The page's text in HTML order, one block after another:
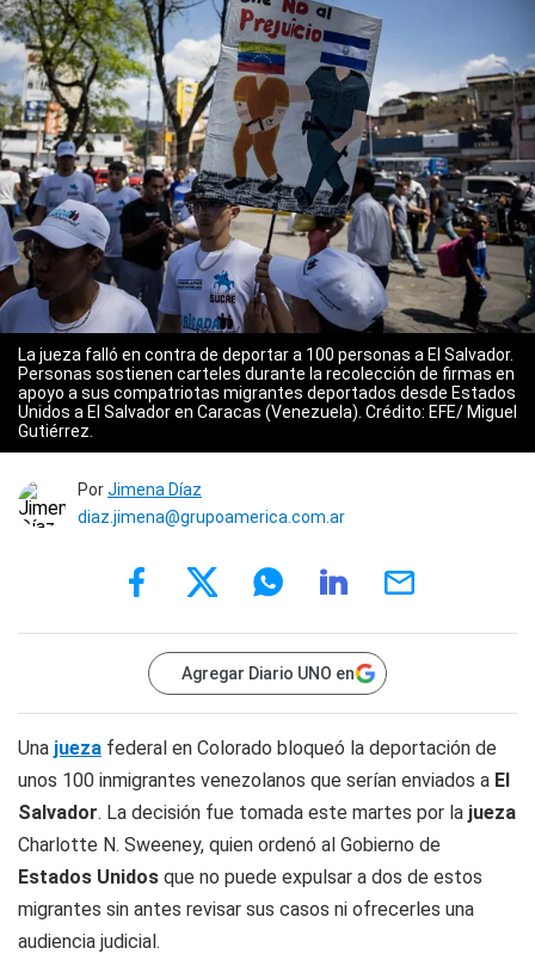
La jueza falló en contra de deportar a 100 personas a El Salvador.
Personas sostienen carteles durante la recolección de firmas en
apoyo a sus compatriotas migrantes deportados desde Estados
Unidos a El Salvador en Caracas (Venezuela). Crédito: EFE/ Miguel
Gutiérrez.
PorJimena Díaz
diaz.jimena@grupoamerica.com.ar
Agregar Diario UNO en
Una jueza federal en Colorado bloqueó la deportación de
unos 100 inmigrantes venezolanos que serían enviados a El
Salvador. La decisión fue tomada este martes por la jueza
Charlotte N. Sweeney, quien ordenó al Gobierno de
Estados Unidos que no puede expulsar a dos de estos
migrantes sin antes revisar sus casos ni ofrecerles una
audiencia judicial.